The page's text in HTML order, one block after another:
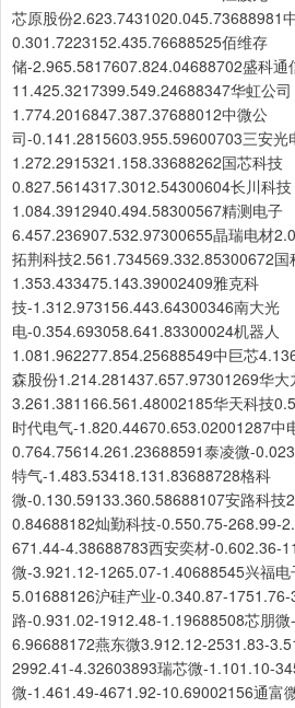
芯原股份2.623.7431020.045.73688981
0.301.7223152.435.76688525佰维存
储-2.965.5817607.824.04688702盛科通
11.425.3217399.549.24688347华虹公司
1.774.2016847.387.37688012中微公
司-0.141.2815603.955.59600703三安光
1.272.2915321.158.33688262国芯科技
0.827.5614317.3012.54300604长川科技
1.084.3912940.494.58300567精测电子
6.457.236907.532.97300655晶瑞电材
拓荆科技2.561.734569.332.85300672国
1.353.433475.143.39002409雅克科
技-1.312.973156.443.64300346南大光
电-0.354.693058.641.83300024机器人
1.081.962277.854.25688549中巨芯
森股份1.214.281437.657.97301269华大
3.261.381166.561.48002185华天科技
时代电气-1.820.44670.653.02001287中
0.764.75614.261.23688591泰凌微-
特气-1.483.53418.131.83688728格科
微-0.130.59133.360.58688107安路科技
0.84688182灿勤科技-0.550.75-268.99-
671.44-4.38688783西安奕材-0.602.36-
微-3.921.12-1265.07-1.40688545兴福
5.01688126沪硅产业-0.340.87-
路-0.931.02-1912.48-1.19688508芯朋
6.96688172燕东微3.912.12-2531.83-
2992.41-4.32603893瑞芯微-1.101.10-
微-1.461.49-4671.92-10.69002156通富